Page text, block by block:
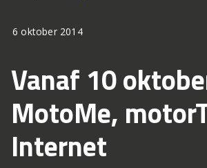
6 oktober 2014
Vanaf 10
MotoMe,
Internet